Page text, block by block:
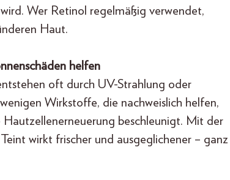
Wer Retinol regelmäßig verwendet,
Haut.
helfen
oft durch UV-Strahlung oder
Wirkstoffe, die nachweislich helfen,
beschleunigt. Mit der
wirkt frischer und ausgeglichener – ganz